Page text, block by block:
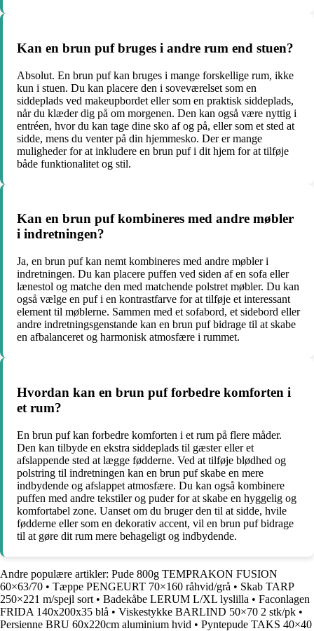
Kan en brun puf bruges i andre rum end stuen?
Absolut. En brun puf kan bruges i mange forskellige rum, ikke
kun i stuen. Du kan placere den i soveværelset som en
siddeplads ved makeupbordet eller som en praktisk siddeplads,
når du klæder dig på om morgenen. Den kan også være nyttig i
entréen, hvor du kan tage dine sko af og på, eller som et sted at
sidde, mens du venter på din hjemmesko. Der er mange
muligheder for at inkludere en brun puf i dit hjem for at tilføje
både funktionalitet og stil.
Kan en brun puf kombineres med andre møbler
i indretningen?
Ja, en brun puf kan nemt kombineres med andre møbler i
indretningen. Du kan placere puffen ved siden af en sofa eller
lænestol og matche den med matchende polstret møbler. Du kan
også vælge en puf i en kontrastfarve for at tilføje et interessant
element til møblerne. Sammen med et sofabord, et sidebord eller
andre indretningsgenstande kan en brun puf bidrage til at skabe
en afbalanceret og harmonisk atmosfære i rummet.
Hvordan kan en brun puf forbedre komforten i
et rum?
En brun puf kan forbedre komforten i et rum på flere måder.
Den kan tilbyde en ekstra siddeplads til gæster eller et
afslappende sted at lægge fødderne. Ved at tilføje blødhed og
polstring til indretningen kan en brun puf skabe en mere
indbydende og afslappet atmosfære. Du kan også kombinere
puffen med andre tekstiler og puder for at skabe en hyggelig og
komfortabel zone. Uanset om du bruger den til at sidde, hvile
fødderne eller som en dekorativ accent, vil en brun puf bidrage
til at gøre dit rum mere behageligt og indbydende.
Andre populære artikler: Pude 800g TEMPRAKON FUSION
60×63/70 • Tæppe PENGEURT 70×160 råhvid/grå • Skab TARP
250×221 m/spejl sort • Badekåbe LERUM L/XL lyslilla • Faconlagen
FRIDA 140x200x35 blå • Viskestykke BARLIND 50×70 2 stk/pk •
Persienne BRU 60x220cm aluminium hvid • Pyntepude TAKS 40×40